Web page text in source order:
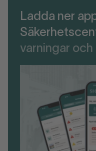
Ladda ner
varningar och